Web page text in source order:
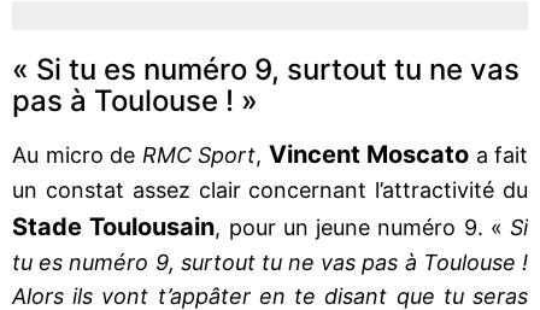
« Si tu es numéro 9, surtout tu ne vas
pas à Toulouse ! »
Au micro de RMC Sport, Vincent Moscato a fait
un constat assez clair concernant l’attractivité du
Stade Toulousain, pour un jeune numéro 9. « Si
tu es numéro 9, surtout tu ne vas pas à Toulouse !
Alors ils vont t’appâter en te disant que tu seras